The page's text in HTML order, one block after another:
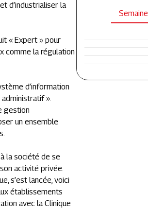
d’industrialiser la
« Expert » pour
comme la régulation
d’information
».
gestion
un ensemble
la société de se
activité privée.
s’est lancée, voici
établissements
avec la Clinique
Semaine